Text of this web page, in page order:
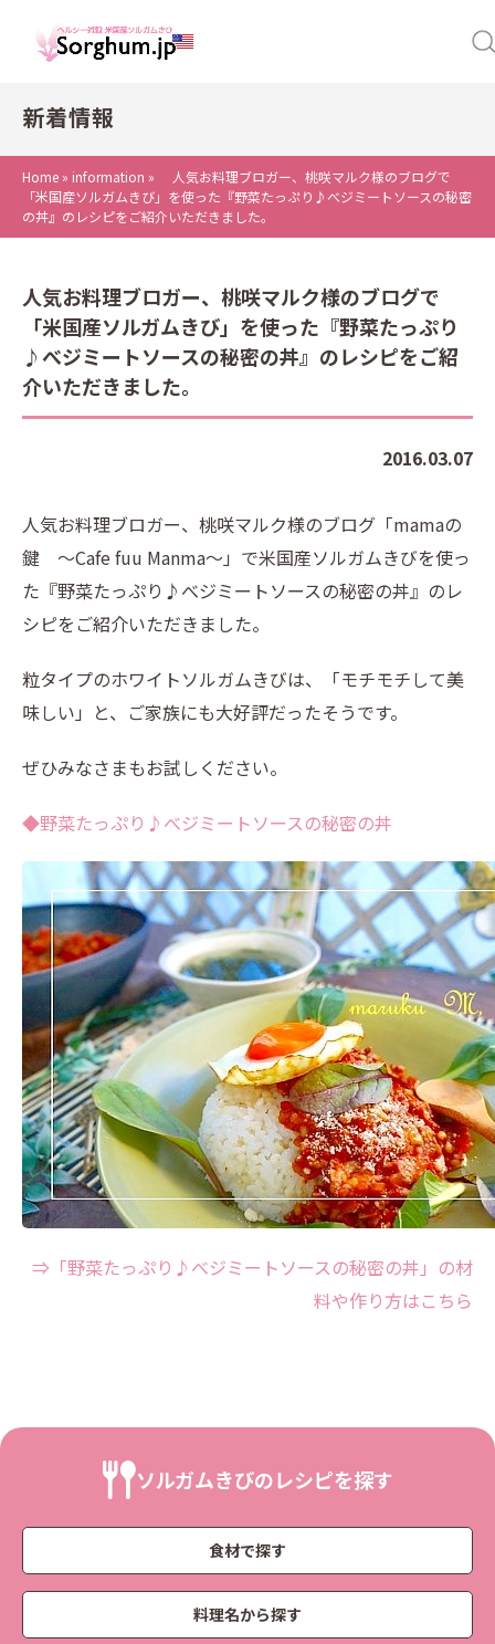
新着情報
Home » information »
人気お料理ブロガー、桃咲マルク様のブログで
「米国産ソルガムきび」を使った『野菜たっぷり♪べジミートソースの秘密
の丼』のレシピをご紹介いただきました。
人気お料理ブロガー、桃咲マルク様のブログで
「米国産ソルガムきび」を使った『野菜たっぷり
♪べジミートソースの秘密の丼』のレシピをご紹
介いただきました。
2016.03.07
人気お料理ブロガー、桃咲マルク様のブログ「mamaの
鍵 ～Cafe fuu Manma～」で米国産ソルガムきびを使っ
た『野菜たっぷり♪べジミートソースの秘密の丼』のレ
シピをご紹介いただきました。
粒タイプのホワイトソルガムきびは、「モチモチして美
味しい」と、ご家族にも大好評だったそうです。
ぜひみなさまもお試しください。
◆野菜たっぷり♪べジミートソースの秘密の丼
⇒「野菜たっぷり♪べジミートソースの秘密の丼」の材
料や作り方はこちら
ソルガムきびのレシピを探す
食材で探す
料理名から探す